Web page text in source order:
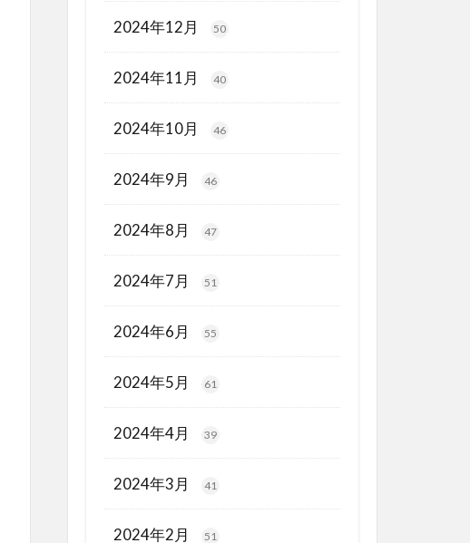
2024年12月 50
2024年11月 40
2024年10月 46
2024年9月 46
2024年8月 47
2024年7月 51
2024年6月 55
2024年5月 61
2024年4月 39
2024年3月 41
2024年2月 51